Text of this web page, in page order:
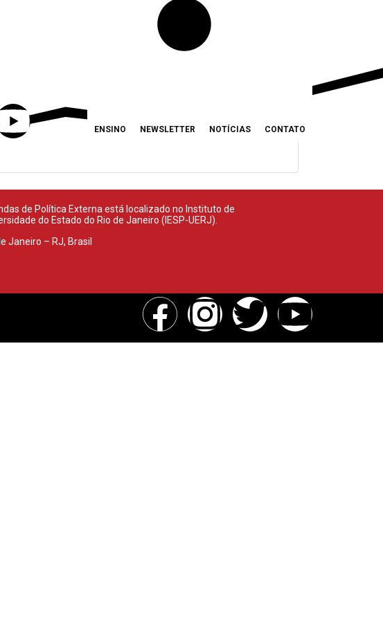
ENSINO NEWSLETTER NOTÍCIAS CONTATO
de Política Externa está localizado no Instituto de
do Estado do Rio de Janeiro (IESP-UERJ).
Janeiro – RJ, Brasil